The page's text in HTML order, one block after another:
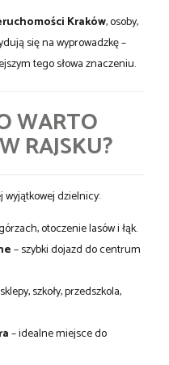
Kraków, osoby,
się na wyprowadzkę –
tego słowa znaczeniu.
WARTO
RAJSKU?
dzielnicy:
otoczenie lasów i łąk.
– szybki dojazd do centrum
szkoły, przedszkola,
– idealne miejsce do